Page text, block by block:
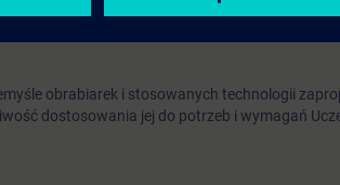
obrabiarek CNC.
obrabiarek i stosowanych technologii
dostosowania jej do potrzeb i wymagań